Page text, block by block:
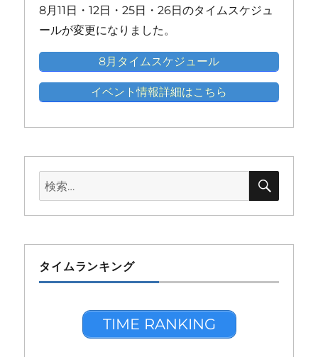
ト)
ト)
ト)
ト)
ト)
8月11日・12日・25日・26日のタイムスケジュ
ールが変更になりました。
8月タイムスケジュール
イベント情報詳細はこちら
検
索:
検
タイムランキング
TIME RANKING